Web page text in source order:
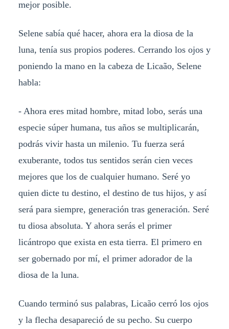
mejor posible.
Selene sabía qué hacer, ahora era la diosa de la
luna, tenía sus propios poderes. Cerrando los ojos y
poniendo la mano en la cabeza de Licaão, Selene
habla:
- Ahora eres mitad hombre, mitad lobo, serás una
especie súper humana, tus años se multiplicarán,
podrás vivir hasta un milenio. Tu fuerza será
exuberante, todos tus sentidos serán cien veces
mejores que los de cualquier humano. Seré yo
quien dicte tu destino, el destino de tus hijos, y así
será para siempre, generación tras generación. Seré
tu diosa absoluta. Y ahora serás el primer
licántropo que exista en esta tierra. El primero en
ser gobernado por mí, el primer adorador de la
diosa de la luna.
Cuando terminó sus palabras, Licaão cerró los ojos
y la flecha desapareció de su pecho. Su cuerpo